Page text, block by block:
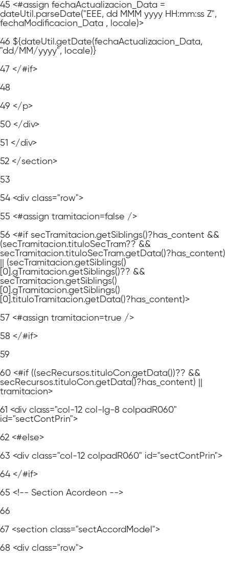
45 <#assign fechaActualizacion_Data =
dateUtil.parseDate("EEE, dd MMM yyyy HH:mm:ss Z",
fechaModificacion_Data , locale)>
46 ${dateUtil.getDate(fechaActualizacion_Data,
"dd/MM/yyyy", locale)}
47 </#if>
48
49 </p>
50 </div>
51 </div>
52 </section>
53
54 <div class="row">
55 <#assign tramitacion=false />
56 <#if secTramitacion.getSiblings()?has_content &&
(secTramitacion.tituloSecTram?? &&
secTramitacion.tituloSecTram.getData()?has_content)
|| (secTramitacion.getSiblings()
[0].gTramitacion.getSiblings()?? &&
secTramitacion.getSiblings()
[0].gTramitacion.getSiblings()
[0].tituloTramitacion.getData()?has_content)>
57 <#assign tramitacion=true />
58 </#if>
59
60 <#if ((secRecursos.tituloCon.getData())?? &&
secRecursos.tituloCon.getData()?has_content) ||
tramitacion>
61 <div class="col-12 col-lg-8 colpadR060"
id="sectContPrin">
62 <#else>
63 <div class="col-12 colpadR060" id="sectContPrin">
64 </#if>
65 <!-- Section Acordeon -->
66
67 <section class="sectAccordModel">
68 <div class="row">